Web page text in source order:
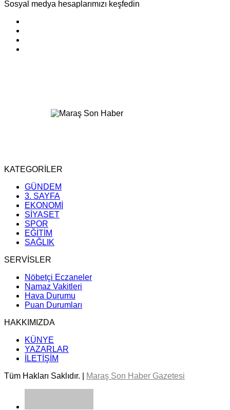
Sosyal medya hesaplarımızı keşfedin
KATEGORİLER
GÜNDEM
3. SAYFA
EKONOMİ
SİYASET
SPOR
EĞİTİM
SAĞLIK
SERVİSLER
Nöbetçi Eczaneler
Namaz Vakitleri
Hava Durumu
Puan Durumları
HAKKIMIZDA
KÜNYE
YAZARLAR
İLETİŞİM
Tüm Hakları Saklıdır. |
Maraş Son Haber Gazetesi